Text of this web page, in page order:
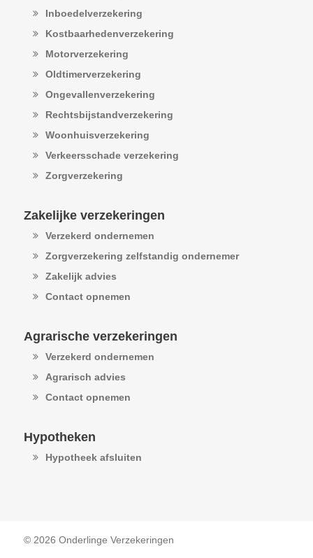
Inboedelverzekering
Kostbaarhedenverzekering
Motorverzekering
Oldtimerverzekering
Ongevallenverzekering
Rechtsbijstandverzekering
Woonhuisverzekering
Verkeersschade verzekering
Zorgverzekering
Zakelijke verzekeringen
Verzekerd ondernemen
Zorgverzekering zelfstandig ondernemer
Zakelijk advies
Contact opnemen
Agrarische verzekeringen
Verzekerd ondernemen
Agrarisch advies
Contact opnemen
Hypotheken
Hypotheek afsluiten
© 2026 Onderlinge Verzekeringen